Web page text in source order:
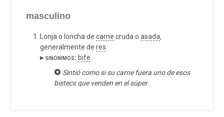
masculino
Lonja o loncha de carne cruda o asada,
generalmente de res
▸ sinónimos: bife
Sintió como si su carne fuera uno de esos
bistecs que venden en el súper.